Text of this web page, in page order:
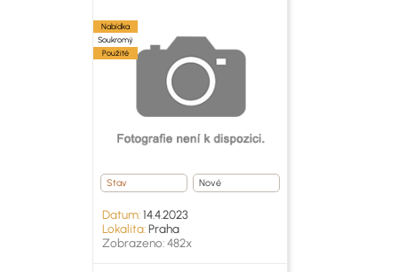
Nabídka
Soukromý
Použité
Stav Nové
Datum:14.4.2023
Lokalita:Praha
Zobrazeno: 482x